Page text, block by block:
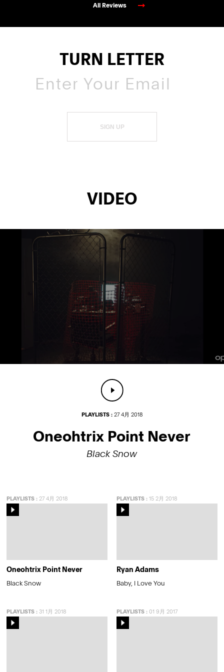
All Reviews
TURN LETTER
SIGN UP
VIDEO
PLAYLISTS :27 4月 2018
Oneohtrix Point Never
Black Snow
PLAYLISTS : 27 4月 2018
Oneohtrix Point Never
Black Snow
PLAYLISTS:15 2月 2018
Ryan Adams
Baby, I Love You
PLAYLISTS : 31 1月 2018 PLAYLISTS:01 9月 2017